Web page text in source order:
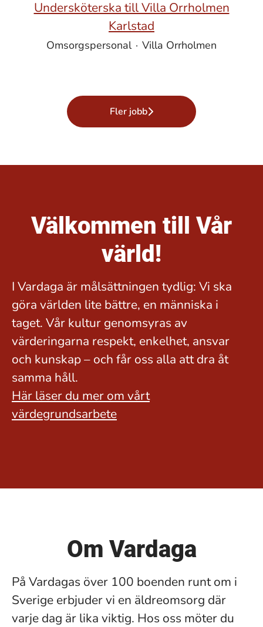
Undersköterska till Villa Orrholmen
Karlstad
Omsorgspersonal · Villa Orrholmen
Fler jobb
Välkommen till Vår
värld!
I Vardaga är målsättningen tydlig: Vi ska
göra världen lite bättre, en människa i
taget. Vår kultur genomsyras av
värderingarna respekt, enkelhet, ansvar
och kunskap – och får oss alla att dra åt
samma håll.
Här läser du mer om vårt
värdegrundsarbete
Om Vardaga
På Vardagas över 100 boenden runt om i
Sverige erbjuder vi en äldreomsorg där
varje dag är lika viktig. Hos oss möter du